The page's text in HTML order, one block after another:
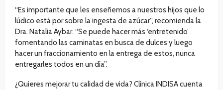
“Es importante que les enseñemos a nuestros hijos que lo
lúdico está por sobre la ingesta de azúcar”, recomienda la
Dra. Natalia Aybar. “Se puede hacer más ‘entretenido’
fomentando las caminatas en busca de dulces y luego
hacer un fraccionamiento en la entrega de estos, nunca
entregarles todos en un día”.
¿Quieres mejorar tu calidad de vida? Clínica INDISA cuenta